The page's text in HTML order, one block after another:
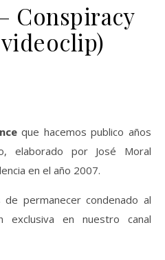
Conspiracy
que hacemos publico años
elaborado por José Moral
en el año 2007.
permanecer condenado al
en nuestro canal